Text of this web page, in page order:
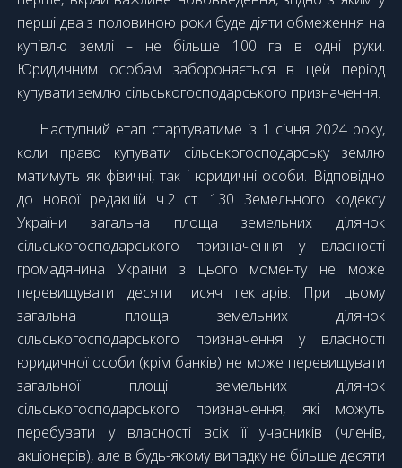
перші два з половиною роки буде діяти обмеження на
купівлю землі – не більше 100 га в одні руки.
Юридичним особам забороняється в цей період
купувати землю сільськогосподарського призначення.
Наступний етап стартуватиме із 1 січня 2024 року,
коли право купувати сільськогосподарську землю
матимуть як фізичні, так і юридичні особи. Відповідно
до нової редакцій ч.2 ст. 130 Земельного кодексу
України загальна площа земельних ділянок
сільськогосподарського призначення у власності
громадянина України з цього моменту не може
перевищувати десяти тисяч гектарів. При цьому
загальна площа земельних ділянок
сільськогосподарського призначення у власності
юридичної особи (крім банків) не може перевищувати
загальної площі земельних ділянок
сільськогосподарського призначення, які можуть
перебувати у власності всіх її учасників (членів,
акціонерів), але в будь-якому випадку не більше десяти